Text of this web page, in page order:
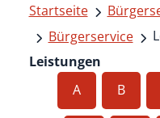
Startseite
Bürgerservice
Leistungen
A
B